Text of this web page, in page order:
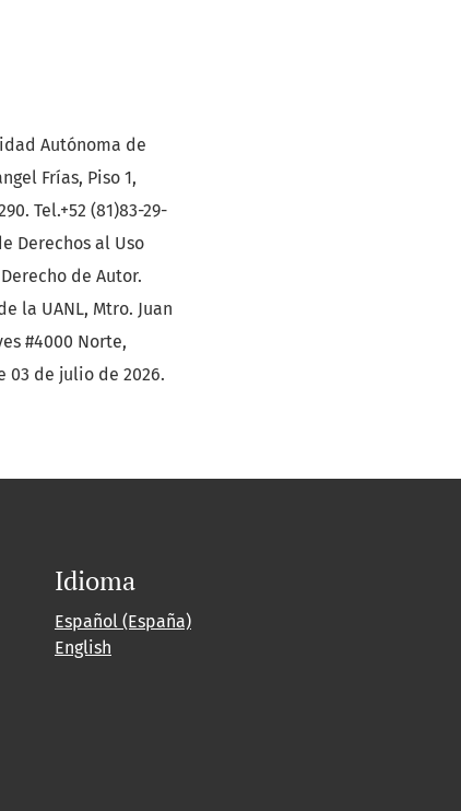
Autónoma de
Frías, Piso 1,
Tel.+52 (81)83-29-
Derechos al Uso
de Autor.
la UANL, Mtro. Juan
#4000 Norte,
03 de julio de 2026.
Idioma
Español (España)
English